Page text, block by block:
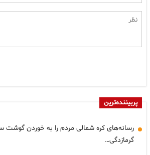
پربیننده‌ترین
رسانه‌های کره شمالی مردم را به خوردن گوشت
گرمازدگی…